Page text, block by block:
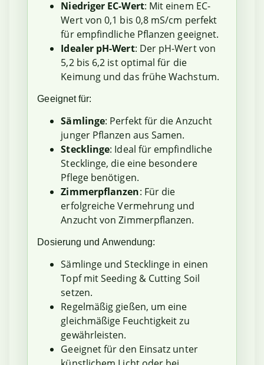
Niedriger EC-Wert: Mit einem EC-
Wert von 0,1 bis 0,8 mS/cm perfekt
für empfindliche Pflanzen geeignet.
Idealer pH-Wert: Der pH-Wert von
5,2 bis 6,2 ist optimal für die
Keimung und das frühe Wachstum.
Geeignet für:
Sämlinge: Perfekt für die Anzucht
junger Pflanzen aus Samen.
Stecklinge: Ideal für empfindliche
Stecklinge, die eine besondere
Pflege benötigen.
Zimmerpflanzen: Für die
erfolgreiche Vermehrung und
Anzucht von Zimmerpflanzen.
Dosierung und Anwendung:
Sämlinge und Stecklinge in einen
Topf mit Seeding & Cutting Soil
setzen.
Regelmäßig gießen, um eine
gleichmäßige Feuchtigkeit zu
gewährleisten.
Geeignet für den Einsatz unter